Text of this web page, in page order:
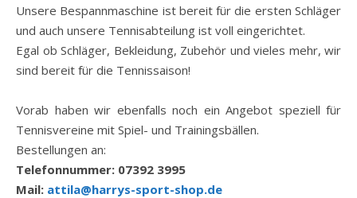
Unsere Bespannmaschine ist bereit für die ersten Schläger
und auch unsere Tennisabteilung ist voll eingerichtet.
Egal ob Schläger, Bekleidung, Zubehör und vieles mehr, wir
sind bereit für die Tennissaison!
Vorab haben wir ebenfalls noch ein Angebot speziell für
Tennisvereine mit Spiel- und Trainingsbällen.
Bestellungen an:
Telefonnummer: 07392 3995
Mail: attila@harrys-sport-shop.de